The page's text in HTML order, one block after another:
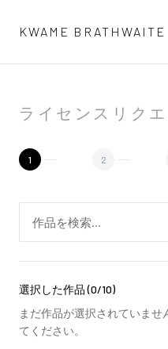
KWAME BRATHWAITE
ライセンスリクエ
1 2
選択した作品(0/10)
まだ作品が選択されていませ
てください。